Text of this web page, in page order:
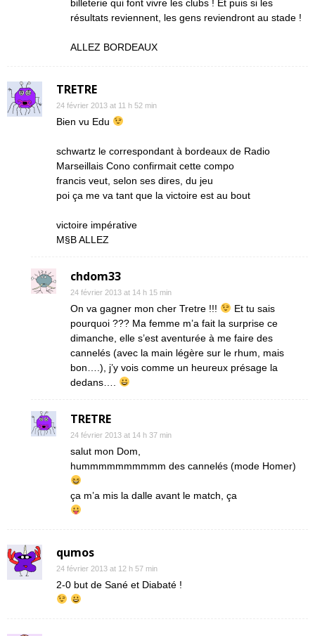
billeterie qui font vivre les clubs ! Et puis si les
résultats reviennent, les gens reviendront au stade !
ALLEZ BORDEAUX
TRETRE
24 février 2013 at 11 h 52 min
Bien vu Edu
schwartz le correspondant à bordeaux de Radio
Marseillais Cono confirmait cette compo
francis veut, selon ses dires, du jeu
poi ça me va tant que la victoire est au bout
victoire impérative
M§B ALLEZ
chdom33
24 février 2013 at 14 h 15 min
On va gagner mon cher Tretre !!!
Et tu sais
pourquoi ??? Ma femme m’a fait la surprise ce
dimanche, elle s’est aventurée à me faire des
cannelés (avec la main légère sur le rhum, mais
bon….), j’y vois comme un heureux présage la
dedans….
TRETRE
24 février 2013 at 14 h 37 min
salut mon Dom,
hummmmmmmmmm des cannelés (mode Homer)
ça m’a mis la dalle avant le match, ça
qumos
24 février 2013 at 12 h 57 min
2-0 but de Sané et Diabaté !